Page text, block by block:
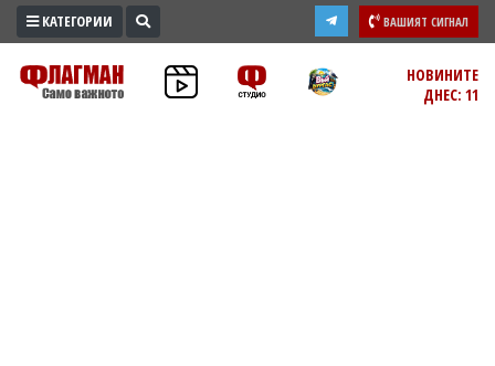
ПРОМО
ЗОНА
КАТЕГОРИИ ВАШИЯТ СИГНАЛ
НОВИНИТЕ
ДНЕС: 11